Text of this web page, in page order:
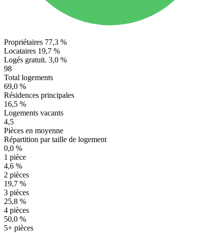
Propriétaires 77,3 %
Locataires 19,7 %
Logés gratuit. 3,0 %
98
Total logements
69,0 %
Résidences principales
16,5 %
Logements vacants
4,5
Pièces en moyenne
Répartition par taille de logement
0,0 %
1 pièce
4,6 %
2 pièces
19,7 %
3 pièces
25,8 %
4 pièces
50,0 %
5+ pièces